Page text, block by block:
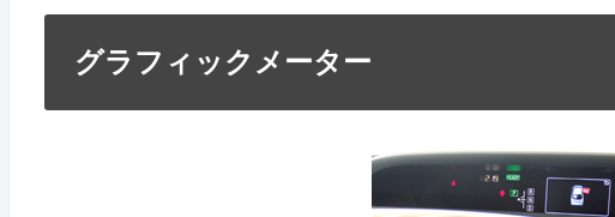
グラフィックメーター